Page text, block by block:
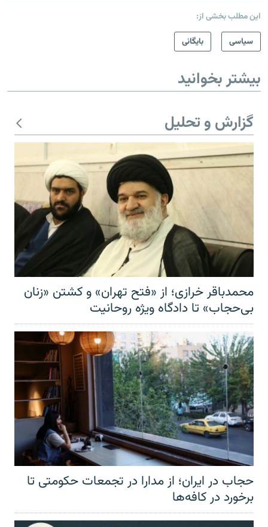
این مطلب بخشی از:
سیاسی
بایگانی
بیشتر بخوانید
گزارش و تحلیل
محمدباقر خرازی؛ از «فتح تهران» و کشتن «زنان
بی‌حجاب» تا دادگاه ویژه روحانیت
حجاب در ایران؛ از مدارا در تجمعات حکومتی تا
برخورد در کافه‌ها